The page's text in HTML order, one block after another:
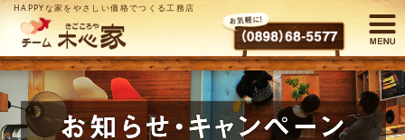
HAPPYな家をやさしい価格でつくる工務店